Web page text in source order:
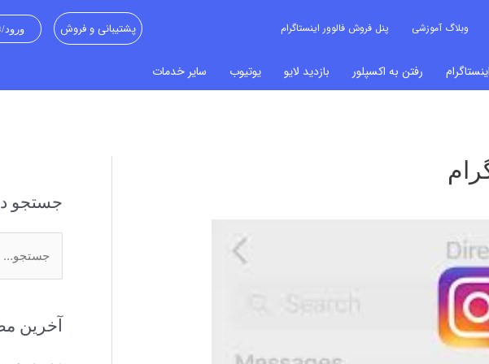
وبلاگ آموزشی پنل فروش فالوور اینستاگرام پشتیبانی و فروش
رفتن به اکسپلور بازدید لایو یوتیوب سایر خدمات
جستجو
س
جآخرین